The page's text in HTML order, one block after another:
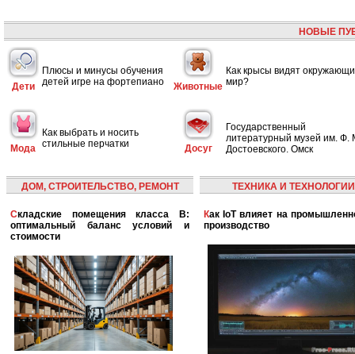
НОВЫЕ
Дети
Плюсы и минусы обучения
детей игре на фортепиано
Животные
Как крысы видят
мир?
Мода
Как выбрать и носить
стильные перчатки
Досуг
Государственный
литературный музей им. Ф.
Достоевского. Омск
ДОМ, СТРОИТЕЛЬСТВО, РЕМОНТ
Складские помещения класса B:
оптимальный баланс условий и
стоимости
ТЕХНИКА И ТЕХНОЛОГИИ
Как IoT влияет на промышленность и
производство